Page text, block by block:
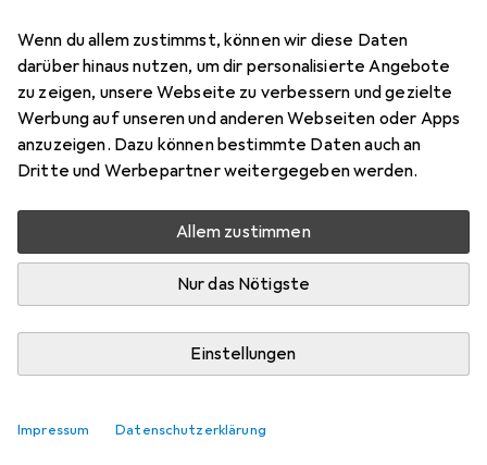
Wenn du allem zustimmst, können wir diese Daten
darüber hinaus nutzen, um dir personalisierte Angebote
zu zeigen, unsere Webseite zu verbessern und gezielte
Werbung auf unseren und anderen Webseiten oder Apps
anzuzeigen. Dazu können bestimmte Daten auch an
Dritte und Werbepartner weitergegeben werden.
Allem zustimmen
Nur das Nötigste
Einstellungen
Impressum Datenschutzerklärung
Preis in EUR inkl. MwSt.
Bewertungen
Zwischen Sa, 22.8. und Mi, 2.9. geliefert
Mehr als 10 Stück an Lager beim Lieferanten
Lieferort angeben für genaue Lieferzeit
In den Warenkorb